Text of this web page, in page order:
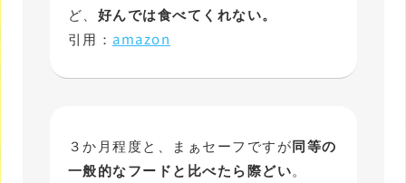
ど、 好んでは食べてくれない。
引用： amazon
３か月程度と、まぁセーフですが同等の
一般的なフードと比べたら際どい。